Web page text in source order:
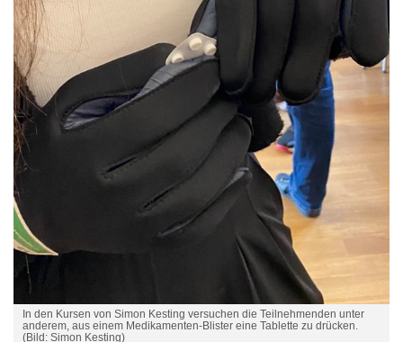
In den Kursen von Simon Kesting versuchen die Teilnehmenden unter
anderem, aus einem Medikamenten-Blister eine Tablette zu drücken.
(Bild: Simon Kesting)